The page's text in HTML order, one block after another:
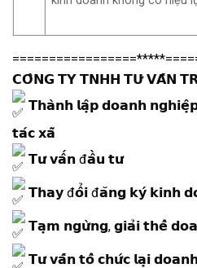
𝗖𝗢̂𝗡𝗚 𝗧𝗬 𝗧𝗡𝗛𝗛 𝗧𝗨̛ 𝗩𝗔̂́𝗡
𝗧𝗵𝗮̀𝗻𝗵 𝗹𝗮̣̂𝗽 𝗱𝗼𝗮𝗻𝗵
𝘁𝗮́𝗰 𝘅𝗮̃
𝗧𝘂̛ 𝘃𝗮̂́𝗻 đ𝗮̂̀𝘂 𝘁𝘂̛
𝗧𝗵𝗮𝘆 đ𝗼̂̉𝗶 đ𝗮̆𝗻𝗴 𝗸𝘆́ 𝗸𝗶𝗻𝗵
𝗧𝗮̣𝗺 𝗻𝗴𝘂̛̀𝗻𝗴, 𝗴𝗶𝗮̉𝗶 𝘁𝗵𝗲̂̉
𝗧𝘂̛ 𝘃𝗮̂́𝗻 𝘁𝗼̂̉ 𝗰𝗵𝘂̛́𝗰 𝗹𝗮̣𝗶